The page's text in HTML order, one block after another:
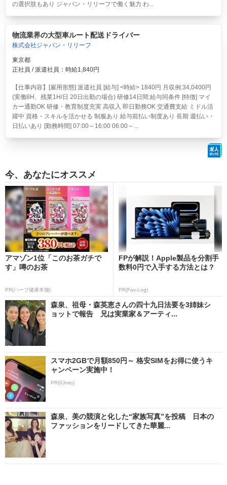
の選択肢もあり ジャパン・リリーフで働く魅力 わ...
物流業界の大型車ルート配送ドライバー
株式会社ジャパン・リリーフ
東京都
正社員 / 派遣社員：時給1,840円
【仕事内容】[雇用形態] 派遣社員 [給与] <時給> 1840円 月収例:34,0400円
(実働8H、残業1H/日 20日出勤の場合) 研修14日間:給与同条件 [特徴] マイ
カー通勤OK 研修・教育制度充実 高収入 即日勤務OK 交通費支給 ミドル活
躍中 資格・スキルを活かせる 制服あり 給与前払い制度あり 長期 週払い・
日払いあり [勤務時間] 07:00～16:00 06:00～...
今、あなたにオススメ
アマゾン1位「このお茶ガチで
す」噂のお茶
PR(ハーブ健康本舗)
FPが解説！Apple製品を分割手
数料0円で入手する方法とは？
PR(Fav-Log)
森泉、祖母・森英恵さんの四十九日法要を3姉妹シ
ョットで報告 兄は実業家＆アーティ...
スマホ2GBで月額850円～ 格安SIMをお得に使うキ
ャンペーン実施中！
PR(IIJmio)
森泉、美の競演と化した“家族写真”を投稿 日本の
ファッションをリードしてきた華麗...